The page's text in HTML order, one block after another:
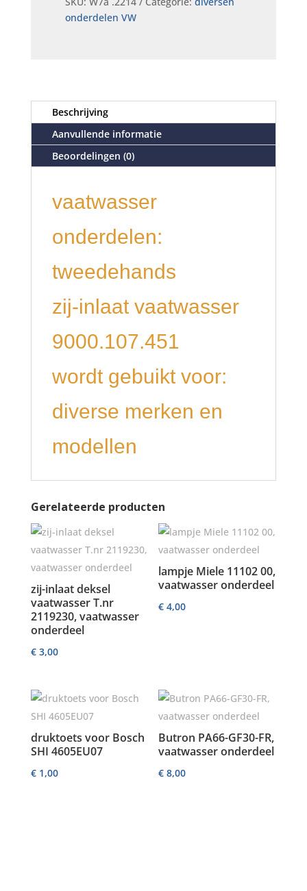
onderdelen VW
Beschrijving
Aanvullende informatie
Beoordelingen (0)
vaatwasser
onderdelen:
tweedehands
zij-inlaat vaatwasser
9000.107.451
wordt gebuikt voor:
diverse merken en
modellen
Gerelateerde producten
zij-inlaat deksel
vaatwasser T.nr
2119230, vaatwasser
onderdeel
€3,00
lampje Miele 11102 00,
vaatwasser onderdeel
€ 4,00
druktoets voor Bosch
SHI 4605EU07
€1,00
Butron PA66-GF30-FR,
vaatwasser onderdeel
€ 8,00